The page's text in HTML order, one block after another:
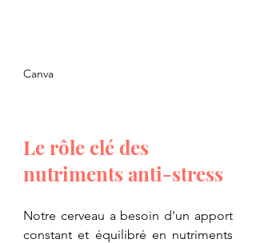
Canva
Le rôle clé des
nutriments anti-stress
Notre cerveau a besoin d'un apport
constant et équilibré en nutriments